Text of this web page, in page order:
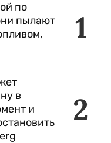
1
по
пылают
2
в
и